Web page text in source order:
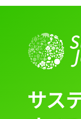
サス